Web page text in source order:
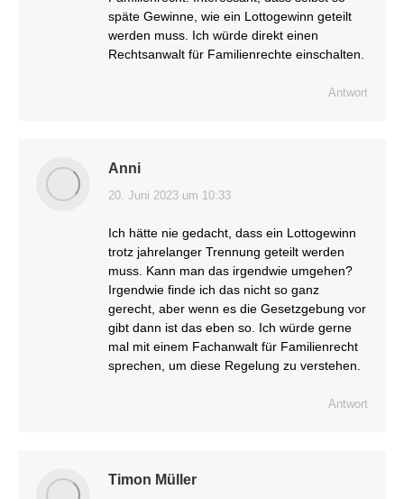
späte Gewinne, wie ein Lottogewinn geteilt
werden muss. Ich würde direkt einen
Rechtsanwalt für Familienrechte einschalten.
Antwort
Anni
sagt:
20. Juni 2023 um 10:33
Ich hätte nie gedacht, dass ein Lottogewinn
trotz jahrelanger Trennung geteilt werden
muss. Kann man das irgendwie umgehen?
Irgendwie finde ich das nicht so ganz
gerecht, aber wenn es die Gesetzgebung vor
gibt dann ist das eben so. Ich würde gerne
mal mit einem Fachanwalt für Familienrecht
sprechen, um diese Regelung zu verstehen.
Antwort
Timon Müller